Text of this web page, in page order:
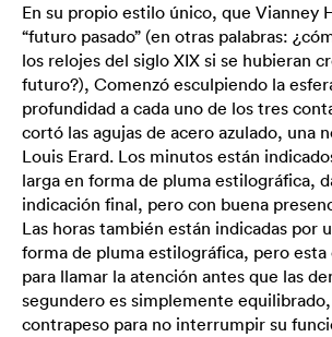
En su propio estilo único, que Vianney
“futuro pasado” (en otras palabras:
los relojes del siglo XIX si se hubieran
futuro?), Comenzó esculpiendo la
profundidad a cada uno de los tres
cortó las agujas de acero azulado, una
Louis Erard. Los minutos están
larga en forma de pluma estilográfica,
indicación final, pero con buena
Las horas también están indicadas por
forma de pluma estilográfica, pero esta
para llamar la atención antes que las
segundero es simplemente
contrapeso para no interrumpir su